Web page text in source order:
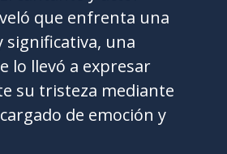
que enfrenta una
significativa, una
lo llevó a expresar
su tristeza mediante
de emoción y